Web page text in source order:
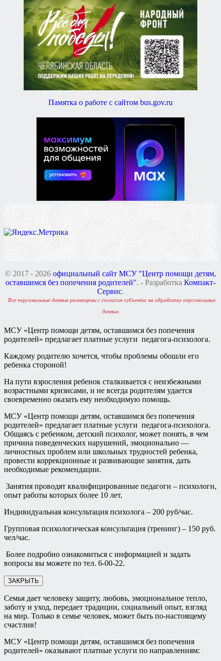
Памятка о работе с сайтом bus.gov.ru
© 2017 - 2026 официальный сайт МСУ "Центр помощи детям,
оставшимся без попечения родителей". - Разработка Компакт-
Сервис.
Все персональные данные размещены с согласия субъекта на обработку персональных
данных
МСУ «Центр помощи детям, оставшимся без попечения
родителей» предлагает платные услуги педагога-психолога.
Каждому родителю хочется, чтобы проблемы обошли его
ребенка стороной!
На пути взросления ребенок сталкивается с неизбежными
возрастными кризисами, и не всегда родителям удается
своевременно оказать ему необходимую помощь.
МСУ «Центр помощи детям, оставшимся без попечения
родителей» предлагает платные услуги педагога-психолога.
Общаясь с ребенком, детский психолог, может понять, в чем
причина поведенческих нарушений, эмоционально —
личностных проблем или школьных трудностей ребенка,
провести коррекционные и развивающие занятия, дать
необходимые рекомендации.
Занятия проводят квалифицированные педагоги – психологи,
опыт работы которых более 10 лет.
Индивидуальная консультация психолога – 200 руб/час.
Групповая психологическая консультация (тренинг) – 150 руб.
чел/час.
Более подробно ознакомиться с информацией и задать
вопросы вы можете по тел. 6-00-22.
ЗАКРЫТЬ
Семья дает человеку защиту, любовь, эмоциональное тепло,
заботу и уход, передает традиции, социальный опыт, взгляд
на мир. Только в семье человек, может быть по-настоящему
счастлив!
МСУ «Центр помощи детям, оставшимся без попечения
родителей» оказывают платные услуги по направлениям: